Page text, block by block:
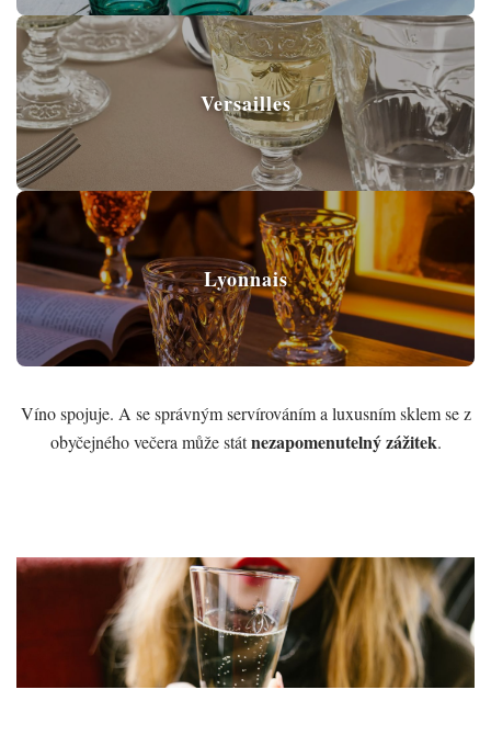
Versailles
Lyonnais
Víno spojuje. A se správným servírováním a luxusním sklem se z
obyčejného večera může státnezapomenutelný zážitek.